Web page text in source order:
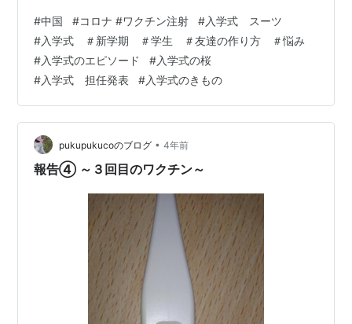
コロナの第7波が予告もなしにやってきた。すでに新型コ
ロナウイルスとの生活に慣れている日本人は、日々どの
ように対処しているのだろう。 ある大学を例にとって調
べてみた。 4月，樱花纷落“花吹雪”，日本的大学进入了开
学季，新生穿着笔挺的西服套装，刚刚结束简短的开学典
礼。大学的校园…
#中国 #コロナ #ワクチン注射 #入学式 スーツ
#入学式 ＃新学期 ＃学生 ＃友達の作り方 ＃悩み
#入学式のエピソード #入学式の桜
#入学式 担任発表 #入学式のきもの
pukupukucoのブログ • 4年前
報告④ ～３回目のワクチン～